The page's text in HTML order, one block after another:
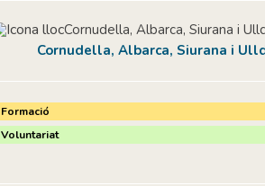
Cornudella, Albarca, Siurana i
Cornudella, Albarca, Siurana i
Formació
Voluntariat